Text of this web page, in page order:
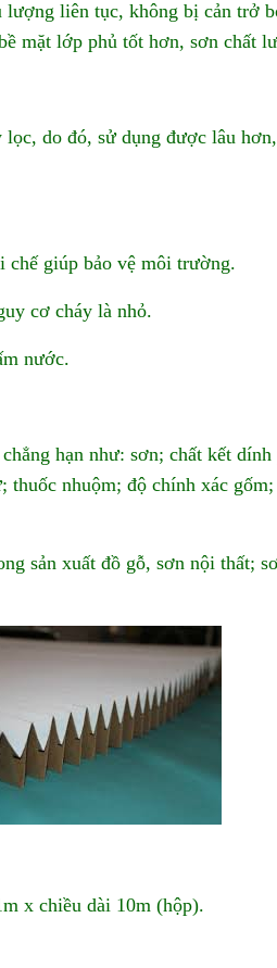
liên tục, không bị cản trở
mặt lớp phủ tốt hơn, sơn chất
do đó, sử dụng được lâu
chế giúp bảo vệ môi trường.
cơ cháy là nhỏ.
nước.
hạn như: sơn; chất kết
nhuộm; độ chính xác
sản xuất đồ gỗ, sơn nội thất;
x chiều dài 10m (hộp).